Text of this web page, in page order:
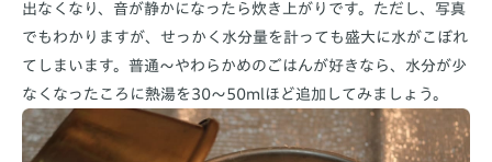
出なくなり、音が静かになったら炊き上がりです。ただし、写真
でもわかりますが、せっかく水分量を計っても盛大に水がこぼれ
てしまいます。普通～やわらかめのごはんが好きなら、水分が少
なくなったころに熱湯を30～50mlほど追加してみましょう。